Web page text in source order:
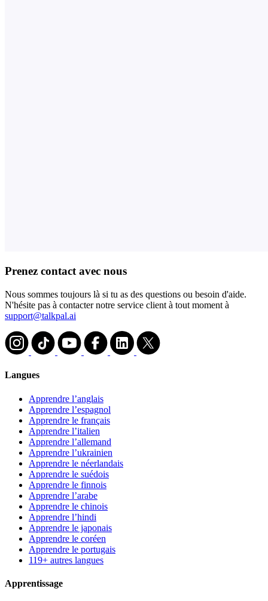
Prenez contact avec nous
Nous sommes toujours là si tu as des questions ou besoin d'aide.
N'hésite pas à contacter notre service client à tout moment à
support@talkpal.ai
Langues
Apprendre l’anglais
Apprendre l’espagnol
Apprendre le français
Apprendre l’italien
Apprendre l’allemand
Apprendre l’ukrainien
Apprendre le néerlandais
Apprendre le suédois
Apprendre le finnois
Apprendre l’arabe
Apprendre le chinois
Apprendre l’hindi
Apprendre le japonais
Apprendre le coréen
Apprendre le portugais
119+ autres langues
Apprentissage